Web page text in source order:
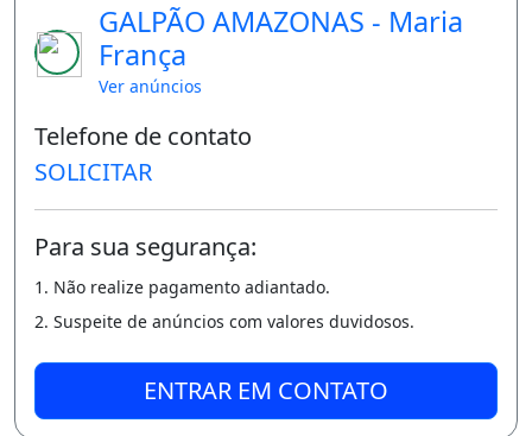
GALPÃO AMAZONAS - Maria
França
Ver anúncios
Telefone de contato
SOLICITAR
Para sua segurança:
1. Não realize pagamento adiantado.
2. Suspeite de anúncios com valores duvidosos.
ENTRAR EM CONTATO